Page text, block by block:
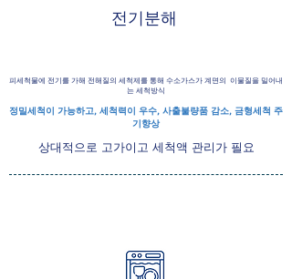
​전기분해
​피세척물에 전기를 가해 전해질의 세척제를 통해 수소가스가 계면의 이물질을 밀어내
는 세척방식
​정밀세척이 가능하고, 세척력이 우수, 사출불량품 감소, 금형세척 주
기향상
​상대적으로 고가이고 세척액 관리가 필요